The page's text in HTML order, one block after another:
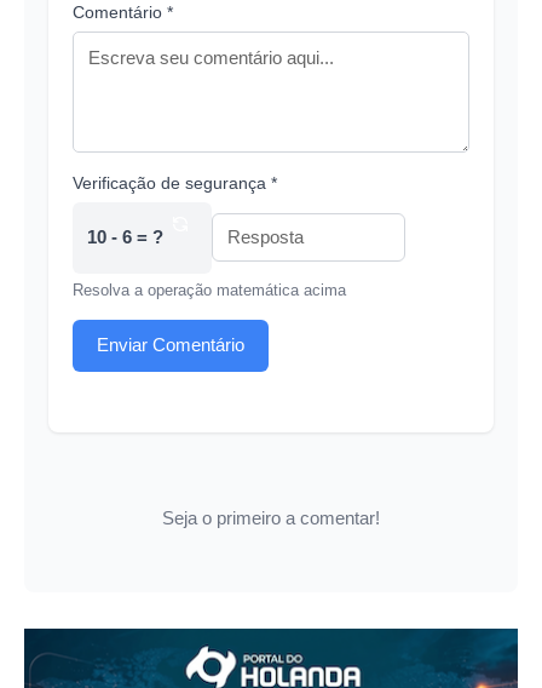
Comentário *
Verificação de segurança *
10 - 6 = ?
Resolva a operação matemática acima
Enviar Comentário
Seja o primeiro a comentar!